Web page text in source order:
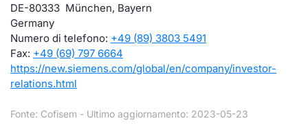
DE-80333 München, Bayern
Germany
Numero di telefono: +49 (89) 3803 5491
Fax: +49 (69) 797 6664
https://new.siemens.com/global/en/company/investor-
relations.html
Fonte: Cofisem - Ultimo aggiornamento: 2023-05-23